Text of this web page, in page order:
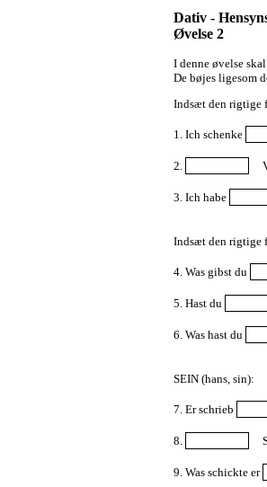
Dativ -
Øvelse 2
I denne øvelse
De bøjes ligesom
Indsæt den rigtige
1. Ich schenke
2.
3. Ich habe
Indsæt den rigtige
4. Was gibst du
5. Hast du
6. Was hast du
SEIN (hans, sin):
7. Er schrieb
8.
9. Was schickte er